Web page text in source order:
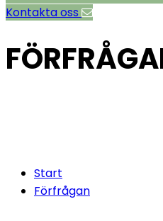
Kontakta oss
Start
Förfrågan